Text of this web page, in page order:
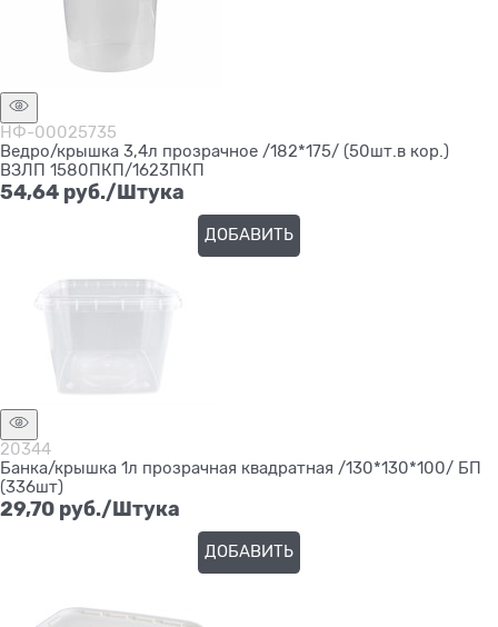
НФ-00025735
Ведро/крышка 3,4л прозрачное /182*175/ (50шт.в кор.)
ВЗЛП 1580ПКП/1623ПКП
54,64 руб./Штука
ДОБАВИТЬ
20344
Банка/крышка 1л прозрачная квадратная /130*130*100/ БП
(336шт)
29,70 руб./Штука
ДОБАВИТЬ